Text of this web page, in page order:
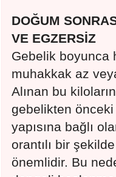
DOĞUM
VE EGZERSİZ
Gebelik boyunca
muhakkak az
Alınan bu
gebelikten
yapısına bağlı
orantılı bir
önemlidir. Bu